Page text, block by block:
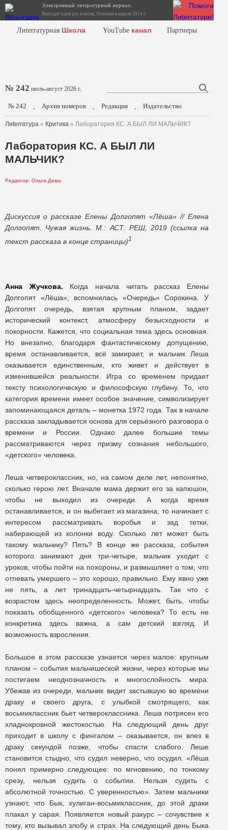
Электронный литературный журнал.
Выходит один раз в месяц. Основан в апреле 2014 г.
Лиterraтурная Школа YouTube канал Партнеры
№ 242 июль-август 2026 г.
№ 242 . Архив номеров . Редакция . Издательство
Лиterraтура » Критика » Лаборатория КС. А БЫЛ ЛИ МАЛЬЧИК?
Лаборатория КС. А БЫЛ ЛИ
МАЛЬЧИК?
Редактор: Ольга Девш
Дискуссия о рассказе Елены Долгопят «Лёша» // Елена
Долгопят. Чужая жизнь. М.: АСТ: РЕШ, 2019 (ссылка на
текст рассказа в конце страницы)1
Анна Жучкова. Когда начала читать рассказ Елены
Долгопят «Лёша», вспомнилась «Очередь» Сорокина. У
Долгопят очередь, взятая крупным планом, задает
исторический контекст, атмосферу безысходности и
покорности. Кажется, что социальная тема здесь основная.
Но внезапно, благодаря фантастическому допущению,
время останавливается, всё замирает, и мальчик Леша
оказывается единственным, кто живет и действует в
изменившейся реальности. Игра со временем придает
тексту психологическую и философскую глубину. То, что
категория времени имеет особое значение, символизирует
запоминающаяся деталь – монетка 1972 года. Так в начале
рассказа закладывается основа для серьёзного разговора о
времени и России. Однако далее большие темы
рассматриваются через призму сознания небольшого,
«детского» человека.
Леша четвероклассник, но, на самом деле лет, непонятно,
сколько герою лет. Вначале мама держит его за капюшон,
чтобы не выходил из очереди. А когда время
останавливается, и он выбегает из магазина, то начинает с
интересом рассматривать воробья и зад тетки,
набирающей из колонки воду. Сколько лет может быть
такому мальчику? Пять? В конце же рассказа, события
которого занимают дня три-четыре, мальчик уходит с
уроков, чтобы пойти на похороны, и размышляет о том, что
отпевать умершего – это хорошо, правильно. Ему явно уже
не пять, а лет тринадцать-четырнадцать. Так что с
возрастом здесь неопределенность. Может, быть, чтобы
показать обобщенного «детского» человека? То есть не
конкретика здесь важна, а сам детский взгляд. И
возможность взросления.
Большое в этом рассказе узнается через малое: крупным
планом – события мальчишеской жизни, через которые мы
постигаем неоднозначность и многослойность мира.
Убежав из очереди, мальчик видит застывшую во времени
драку и своего друга, с улыбкой смотрящего, как
восьмиклассник бьет четвероклассника. Леша потрясен его
хладнокровной жестокостью. На следующий день друг
приходит в школу с фингалом – оказывается, он влез в
драку секундой позже, чтобы спасти слабого. Леше
становится стыдно, что судил неверно, что осудил. «Лёша
понял примерно следующее: по мгновению, по тонкому
срезу, нельзя судить о событии. Нельзя судить с
абсолютной точностью. С уверенностью». Затем мальчики
узнают, что Бык, хулиган-восьмиклассник, до этой драки
плакал у сарая. Появляется новый ракурс – сочувствие к
тому, кто вызывал злобу и страх. На следующий день Быка